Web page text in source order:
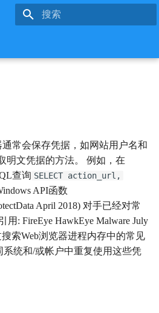
通常会保存凭据，如网站用户名和
明文凭据的方法。 例如，在
查询 SELECT action_url,
API函数
April 2018) 对手已经对常
用: FireEye HawkEye Malware July
索Web浏览器进程内存中的常见
系统和/或帐户中重复使用这些凭